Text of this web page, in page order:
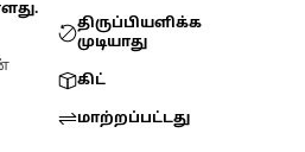
திருப்பியளிக்க
முடியாது
கிட்
மாற்றப்பட்டது